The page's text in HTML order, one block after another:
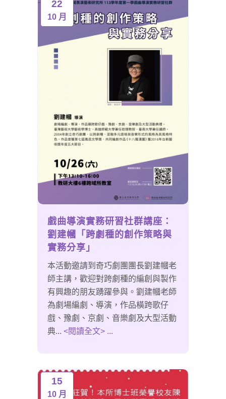
22
10 月
戲曲導演實務研習社群講座：
劉建幗「跨劇種的創作策略與
實務分享」
本活動邀請到奇巧劇團團長劉建幗老
師主講，歡迎對跨劇種的編創與製作
有興趣的朋友踴躍參與。劉建幗老師
為劇場編劇、導演，作品橫跨歌仔
戲、豫劇、京劇、音樂劇及大型活動
典... <閱讀全文> ...
15
10 月